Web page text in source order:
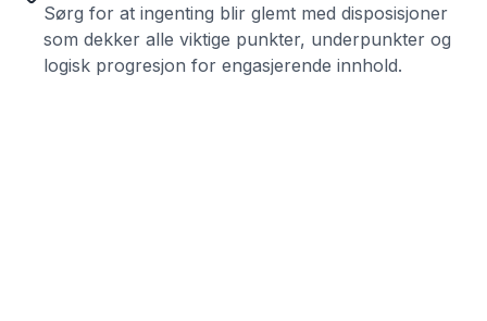
Sørg for at ingenting blir glemt med disposisjoner
som dekker alle viktige punkter, underpunkter og
logisk progresjon for engasjerende innhold.